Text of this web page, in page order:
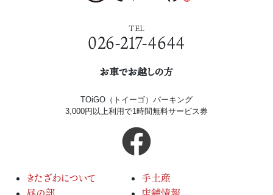
TEL
026-217-4644
お車でお越しの方
TOiGO（トイーゴ）パーキング
3,000円以上利用で1時間無料サービス券
きたざわについて
手土産